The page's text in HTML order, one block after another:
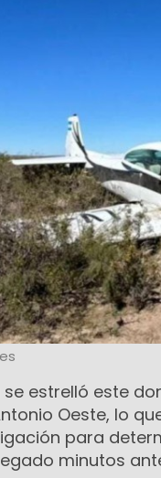
estrelló este
Oeste, lo
para
minutos